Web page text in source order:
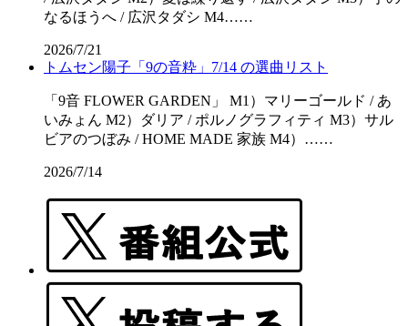
なるほうへ / 広沢タダシ M4……
2026/7/21
トムセン陽子「9の音粋」7/14 の選曲リスト
「9音 FLOWER GARDEN」 M1）マリーゴールド / あ
いみょん M2）ダリア / ポルノグラフィティ M3）サル
ビアのつぼみ / HOME MADE 家族 M4）……
2026/7/14